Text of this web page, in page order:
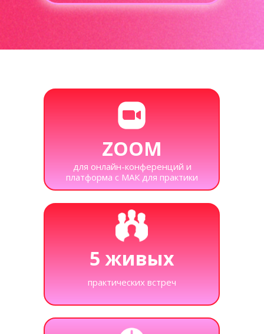
ZOOM
5 живых
для онлайн-конференций и
платформа с МАК для практики
практических встреч